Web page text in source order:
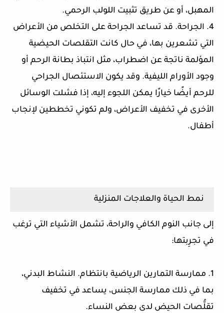
المهبل، أو عن طريق تثبيت اللولب الرحمي.
4. الجراحة. قد تساعد الجراحة على التخلص من الأعراض
التي تشعرين بها، في حال كانت التقلصات الحيضية
المؤلمة ناتجة عن اضطراب، مثل انتباذ بطانة الرحم أو
وجود الأورام الليفية. وقد يكون الاستئصال الجراحي
للرحم أيضًا خيارًا يمكن اللجوء إليه، إذا فشلت الوسائل
الأخرى في تخفيف الأعراض، ولم تكوني تخططين لإنجاب
أطفال.
نمط الحياة والعلاجات المنزلية
إلى جانب النوم الكافي والراحة، تشمل الأشياء التي ترغب
في تجرِبتها:
1. ممارسة التمارين الرياضية بانتظام. النشاط البدني،
بما في ذلك ممارسة الجنس، يساعد في تخفيف
تقلُّصات الحيض لدى بعض النساء.